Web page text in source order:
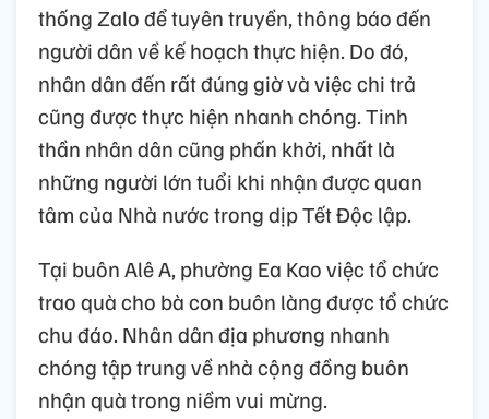
thống Zalo để tuyên truyền, thông báo đến
người dân về kế hoạch thực hiện. Do đó,
nhân dân đến rất đúng giờ và việc chi trả
cũng được thực hiện nhanh chóng. Tinh
thần nhân dân cũng phấn khởi, nhất là
những người lớn tuổi khi nhận được quan
tâm của Nhà nước trong dịp Tết Độc lập.
Tại buôn Alê A, phường Ea Kao việc tổ chức
trao quà cho bà con buôn làng được tổ chức
chu đáo. Nhân dân địa phương nhanh
chóng tập trung về nhà cộng đồng buôn
nhận quà trong niềm vui mừng.